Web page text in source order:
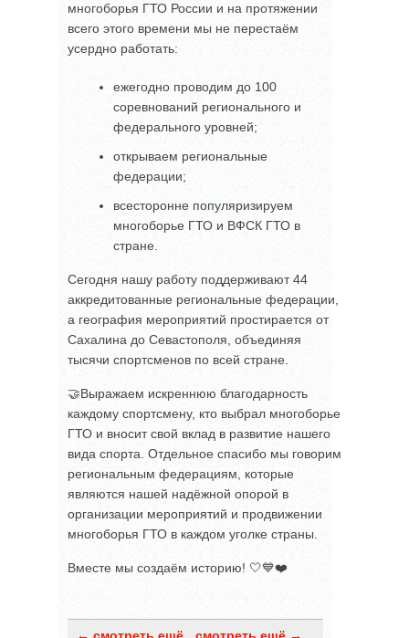
многоборья ГТО России и на протяжении
всего этого времени мы не перестаём
усердно работать:
ежегодно проводим до 100
соревнований регионального и
федерального уровней;
открываем региональные
федерации;
всесторонне популяризируем
многоборье ГТО и ВФСК ГТО в
стране.
Сегодня нашу работу поддерживают 44
аккредитованные региональные федерации,
а география мероприятий простирается от
Сахалина до Севастополя, объединяя
тысячи спортсменов по всей стране.
🤝Выражаем искреннюю благодарность
каждому спортсмену, кто выбрал многоборье
ГТО и вносит свой вклад в развитие нашего
вида спорта. Отдельное спасибо мы говорим
региональным федерациям, которые
являются нашей надёжной опорой в
организации мероприятий и продвижении
многоборья ГТО в каждом уголке страны.
Вместе мы создаём историю! 🤍💙❤️